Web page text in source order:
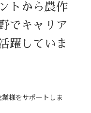
トから農作
でキャリア
躍していま
様をサポートしま